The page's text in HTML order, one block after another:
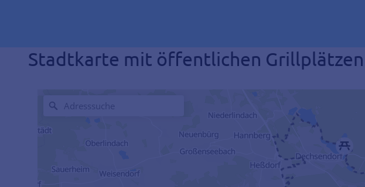
Stadtkarte mit öffentlichen Grillplätzen